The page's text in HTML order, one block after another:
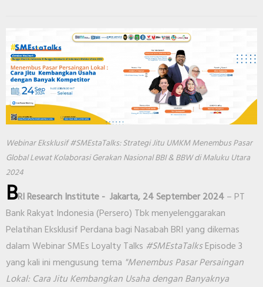
Webinar Eksklusif #SMEstaTalks: Strategi Jitu UMKM Menembus Pasar
Global Lewat Kolaborasi Gerakan Nasional BBI & BBW di Maluku Utara
2024
BRI Research Institute - Jakarta, 24 September 2024– PT
Bank Rakyat Indonesia (Persero) Tbk menyelenggarakan
Pelatihan Eksklusif Perdana bagi Nasabah BRI yang dikemas
dalam Webinar SMEs Loyalty Talks #SMEstaTalksEpisode 3
yang kali ini mengusung tema "Menembus Pasar Persaingan
Lokal: Cara Jitu Kembangkan Usaha dengan Banyaknya